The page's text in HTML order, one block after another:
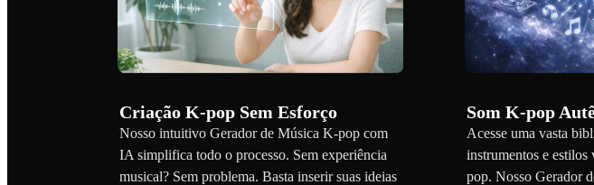
Criação K-pop Sem Esforço
Nosso intuitivo Gerador de Música K-pop com
IA simplifica todo o processo. Sem experiência
musical? Sem problema. Basta inserir suas ideias
Som K-pop
Acesse uma vasta
instrumentos e
pop. Nosso Gerador